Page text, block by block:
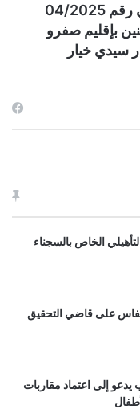
إعلان عن طلب عروض مفتوح وطني رقم 04/2025
بإقليم صفرو
سيدي خيار
الخاص بالسجناء
على قاضي التحقيق
إلى اعتماد مقاربات